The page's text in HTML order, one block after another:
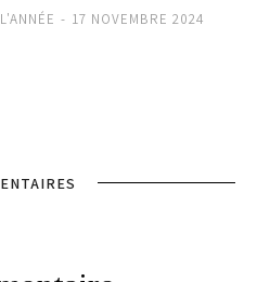
17 NOVEMBRE 2024